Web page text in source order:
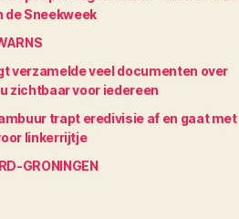
de Sneekweek
verzamelde veel documenten over
zichtbaar voor iedereen
trapt eredivisie af en gaat met
linkerrijtje
GRONINGEN